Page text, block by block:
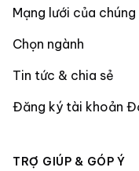
Mạng lưới của
Chọn ngành
Tin tức & chia sẻ
Đăng ký tài khoản
TRỢ GIÚP & GÓP Ý